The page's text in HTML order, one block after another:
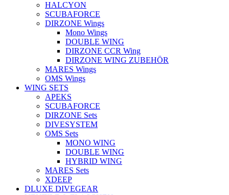
HALCYON
SCUBAFORCE
DIRZONE Wings
Mono Wings
DOUBLE WING
DIRZONE CCR Wing
DIRZONE WING ZUBEHÖR
MARES Wings
OMS Wings
WING SETS
APEKS
SCUBAFORCE
DIRZONE Sets
DIVESYSTEM
OMS Sets
MONO WING
DOUBLE WING
HYBRID WING
MARES Sets
XDEEP
DLUXE DIVEGEAR